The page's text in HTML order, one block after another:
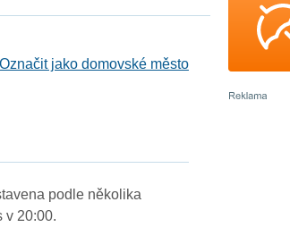
Označit jako domovské město
podle několika
v 20:00.